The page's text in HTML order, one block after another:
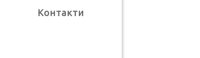
Контакти